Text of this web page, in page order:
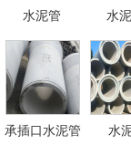
水泥管 水
承插口水泥管 水